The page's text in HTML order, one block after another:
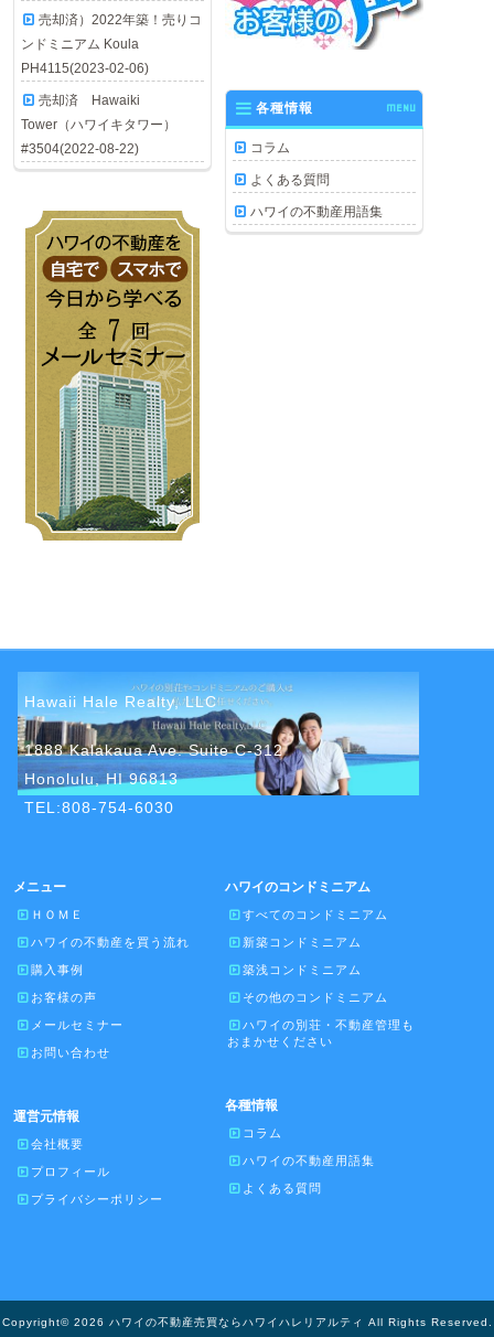
売却済）2022年築！売りコ
ンドミニアム Koula
PH4115(2023-02-06)
売却済 Hawaiki
Tower（ハワイキタワー）
#3504(2022-08-22)
各種情報 MENU
コラム
よくある質問
ハワイの不動産用語集
Hawaii Hale Realty, LLC
1888 Kalakaua Ave. Suite C-312
Honolulu, HI 96813
TEL:808-754-6030
メニュー
ＨＯＭＥ
ハワイの不動産を買う流れ
購入事例
お客様の声
メールセミナー
お問い合わせ
ハワイのコンドミニアム
すべてのコンドミニアム
新築コンドミニアム
築浅コンドミニアム
その他のコンドミニアム
ハワイの別荘・不動産管理も
おまかせください
各種情報
コラム
ハワイの不動産用語集
よくある質問
運営元情報
会社概要
プロフィール
プライバシーポリシー
Copyright© 2026 ハワイの不動産売買ならハワイハレリアルティ All Rights Reserved.